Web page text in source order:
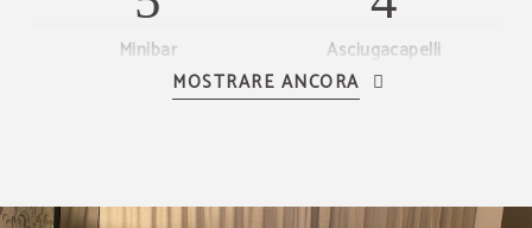
Minibar Asciugacapelli
MOSTRARE ANCORA